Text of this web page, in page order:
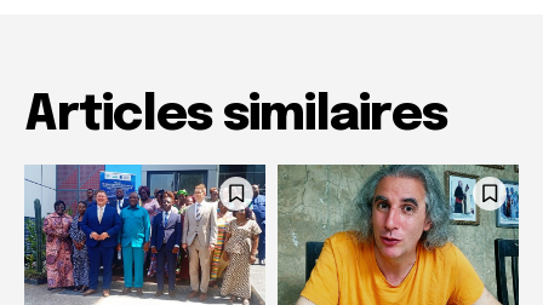
Articles similaires